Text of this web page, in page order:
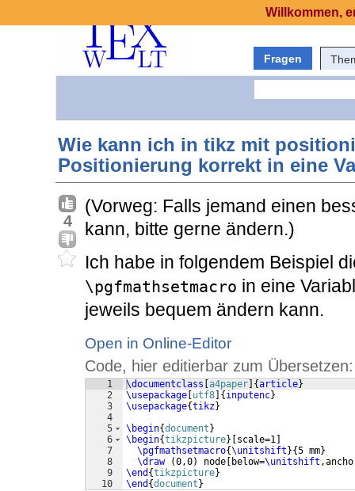
Fragen
Wie kann ich in tikz mit
Positionierung korrekt in eine
4
(Vorweg: Falls jemand einen
kann, bitte gerne ändern.)
Ich habe in folgendem Beispiel
\pgfmathsetmacro in eine
jeweils bequem ändern kann.
Open in Online-Editor
Code, hier editierbar zum Übersetzen:
1
2
3
4
5
6
7
8
9
10
\documentclass a4paper {article}
\usepackage utf8 { inputenc}
\usepackage{tikz}
\begin{document }
\begin{tikzpicture} scale=1
\pgfmathsetmacro{\unitshift }{5 mm}
\draw
(0,0) node below=\unitshift
\end {tikzpicture}
\end {document }
Willkommen,